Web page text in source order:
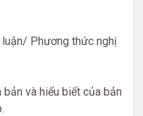
Phương thức nghị
và hiểu biết của bản